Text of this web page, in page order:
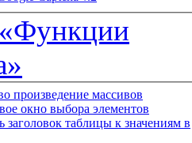
произведение массивов
окно выбора элементов
заголовок таблицы к значениям в